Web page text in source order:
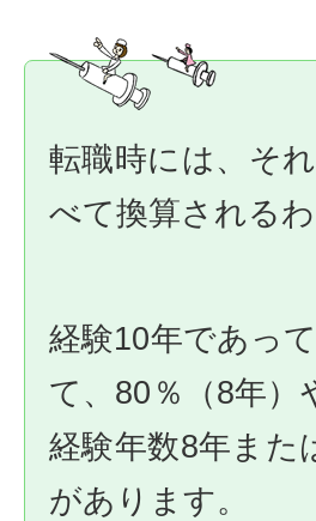
転職時には、そ
べて換算される
経験10年であっ
て、80％（8年）
経験年数8年また
があります。